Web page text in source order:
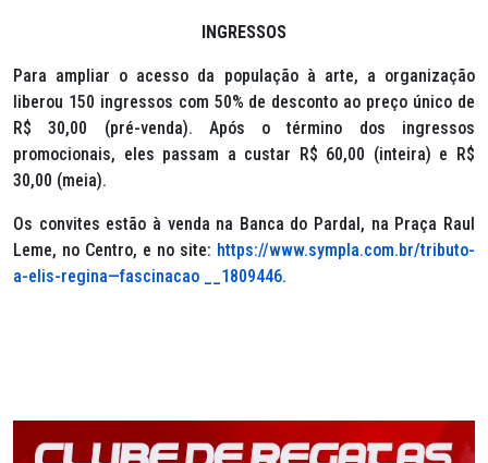
INGRESSOS
Para ampliar o acesso da população à arte, a organização
liberou 150 ingressos com 50% de desconto ao preço único de
R$ 30,00 (pré-venda). Após o término dos ingressos
promocionais, eles passam a custar R$ 60,00 (inteira) e R$
30,00 (meia).
Os convites estão à venda na Banca do Pardal, na Praça Raul
Leme, no Centro, e no site: https://www.sympla.com.br/tributo-
a-elis-regina—fascinacao __1809446.